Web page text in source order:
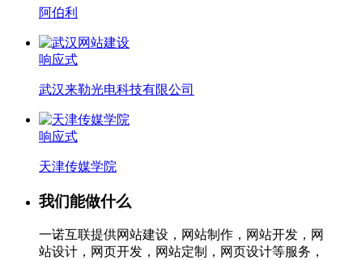
阿伯利
响应式
武汉来勒光电科技有限公司
响应式
天津传媒学院
我们能做什么
一诺互联提供网站建设，网站制作，网站开发，网
站设计，网页开发，网站定制，网页设计等服务，